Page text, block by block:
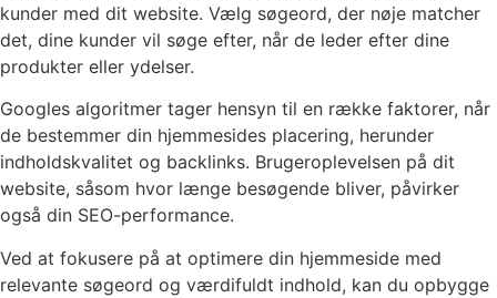
kunder med dit website. Vælg søgeord, der nøje matcher
det, dine kunder vil søge efter, når de leder efter dine
produkter eller ydelser.
Googles algoritmer tager hensyn til en række faktorer, når
de bestemmer din hjemmesides placering, herunder
indholdskvalitet og backlinks. Brugeroplevelsen på dit
website, såsom hvor længe besøgende bliver, påvirker
også din SEO-performance.
Ved at fokusere på at optimere din hjemmeside med
relevante søgeord og værdifuldt indhold, kan du opbygge